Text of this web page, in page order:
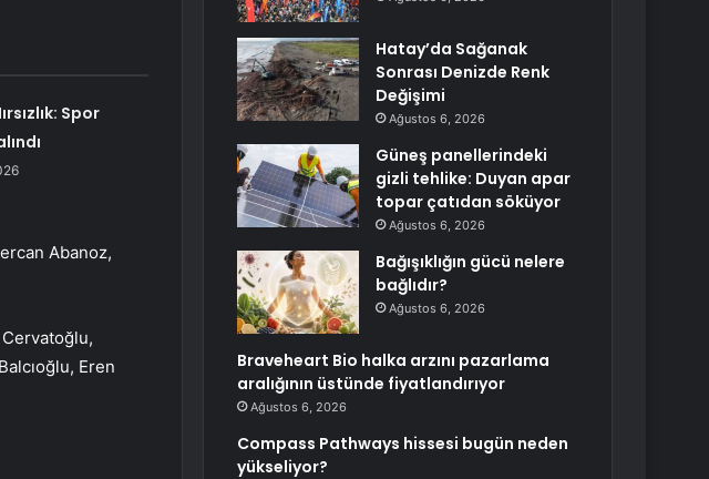
Spor
Abanoz,
Eren
Hatay’da Sağanak
Sonrası Denizde Renk
Değişimi
Ağustos 6, 2026
Güneş panellerindeki
gizli tehlike: Duyan apar
topar çatıdan söküyor
Ağustos 6, 2026
Bağışıklığın gücü nelere
bağlıdır?
Ağustos 6, 2026
Braveheart Bio halka arzını pazarlama
aralığının üstünde fiyatlandırıyor
Ağustos 6, 2026
Compass Pathways hissesi bugün neden
yükseliyor?